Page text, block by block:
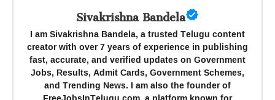
Sivakrishna Bandela
I am Sivakrishna Bandela, a trusted Telugu content
creator with over 7 years of experience in publishing
fast, accurate, and verified updates on Government
Jobs, Results, Admit Cards, Government Schemes,
and Trending News. I am also the founder of